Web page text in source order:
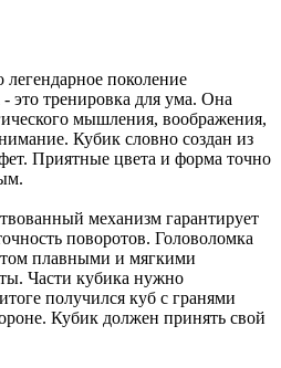
поколение
это тренировка для ума. Она
мышления, воображения,
Кубик словно создан из
Приятные цвета и форма точно
механизм гарантирует
поворотов. Головоломка
плавными и мягкими
Части кубика нужно
получился куб с гранями
Кубик должен принять свой